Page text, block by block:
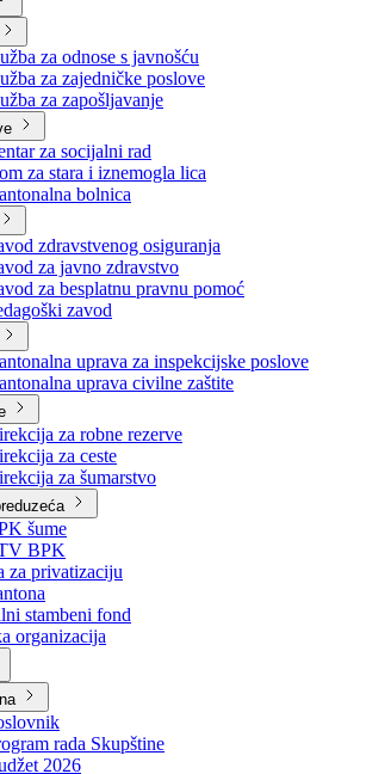
Vlade
za odnose s javnošću
za zajedničke poslove
za zapošljavanje
za socijalni rad
za stara i iznemogla lica
bolnica
zdravstvenog osiguranja
za javno zdravstvo
za besplatnu pravnu pomoć
zavod
uprava za inspekcijske poslove
uprava civilne zaštite
za robne rezerve
za ceste
za šumarstvo
šume
BPK
za privatizaciju
stambeni fond
organizacija